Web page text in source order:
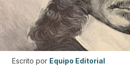
Escrito por Equipo Editorial